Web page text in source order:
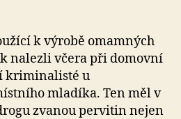
k výrobě omamných
nalezli včera při domovní
kriminalisté u
mladíka. Ten měl v
zvanou pervitin nejen